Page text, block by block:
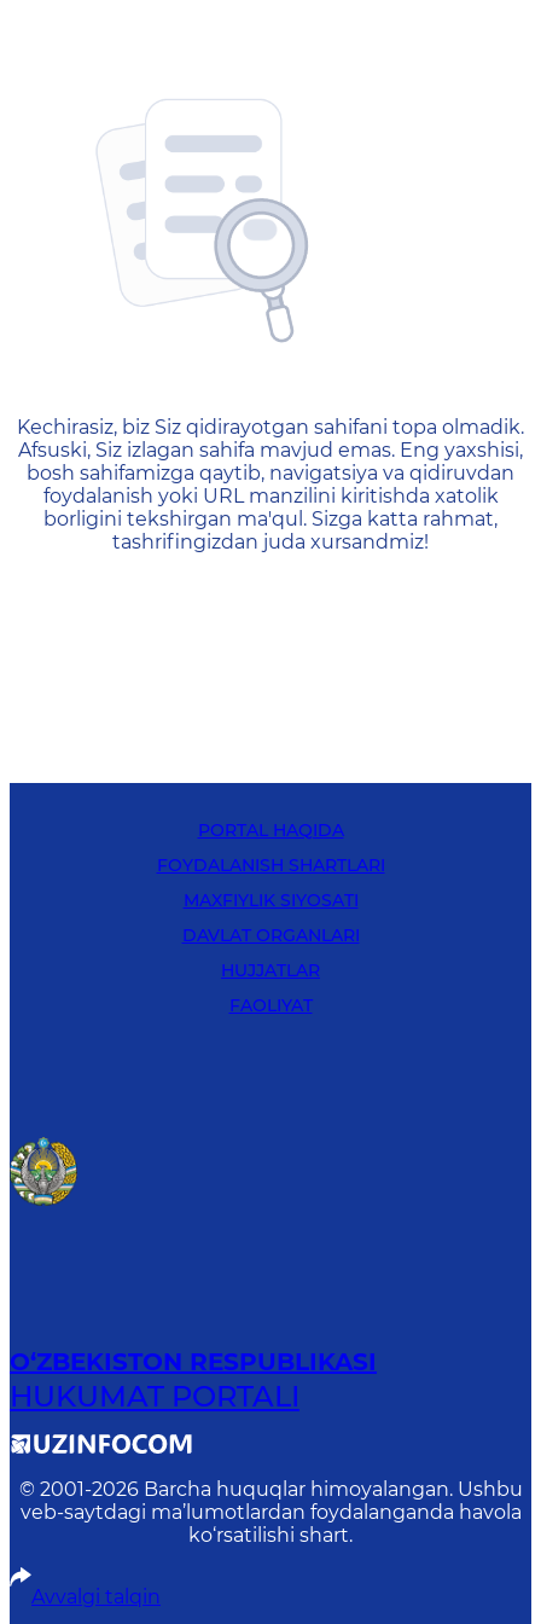
404 — Страница не
Kechirasiz, biz Siz qidirayotgan sahifani topa olmadik.
Afsuski, Siz izlagan sahifa mavjud emas. Eng yaxshisi,
bosh sahifamizga qaytib, navigatsiya va qidiruvdan
foydalanish yoki URL manzilini kiritishda xatolik
borligini tekshirgan ma'qul. Sizga katta rahmat,
tashrifingizdan juda xursandmiz!
PORTAL HAQIDA
FOYDALANISH SHARTLARI
MAXFIYLIK SIYOSATI
DAVLAT ORGANLARI
HUJJATLAR
FAOLIYAT
O‘ZBEKISTON RESPUBLIKASI
HUKUMAT PORTALI
© 2001-2026 Barcha huquqlar himoyalangan. Ushbu
veb-saytdagi ma’lumotlardan foydalanganda havola
ko‘rsatilishi shart.
Avvalgi talqin